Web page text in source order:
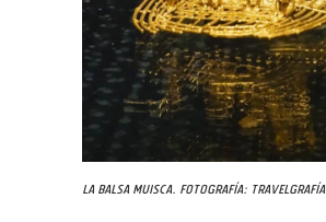
La Balsa Muisca. Fotografía: Travelgrafía